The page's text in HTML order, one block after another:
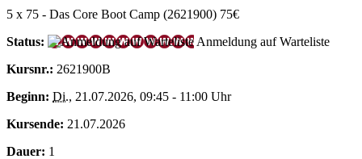
5 x 75 - Das Core Boot Camp (2621900) 75€
Status:
Anmeldung auf Warteliste
Kursnr.: 2621900B
Beginn: Di., 21.07.2026, 09:45 - 11:00 Uhr
Kursende: 21.07.2026
Dauer: 1